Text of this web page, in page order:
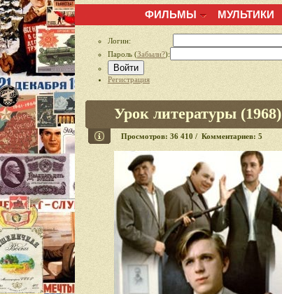
ФИЛЬМЫ МУЛЬТИКИ
Логин:
Пароль (Забыли?):
Войти
Регистрация
Урок литературы (1968)
Просмотров: 36 410 / Комментариев: 5